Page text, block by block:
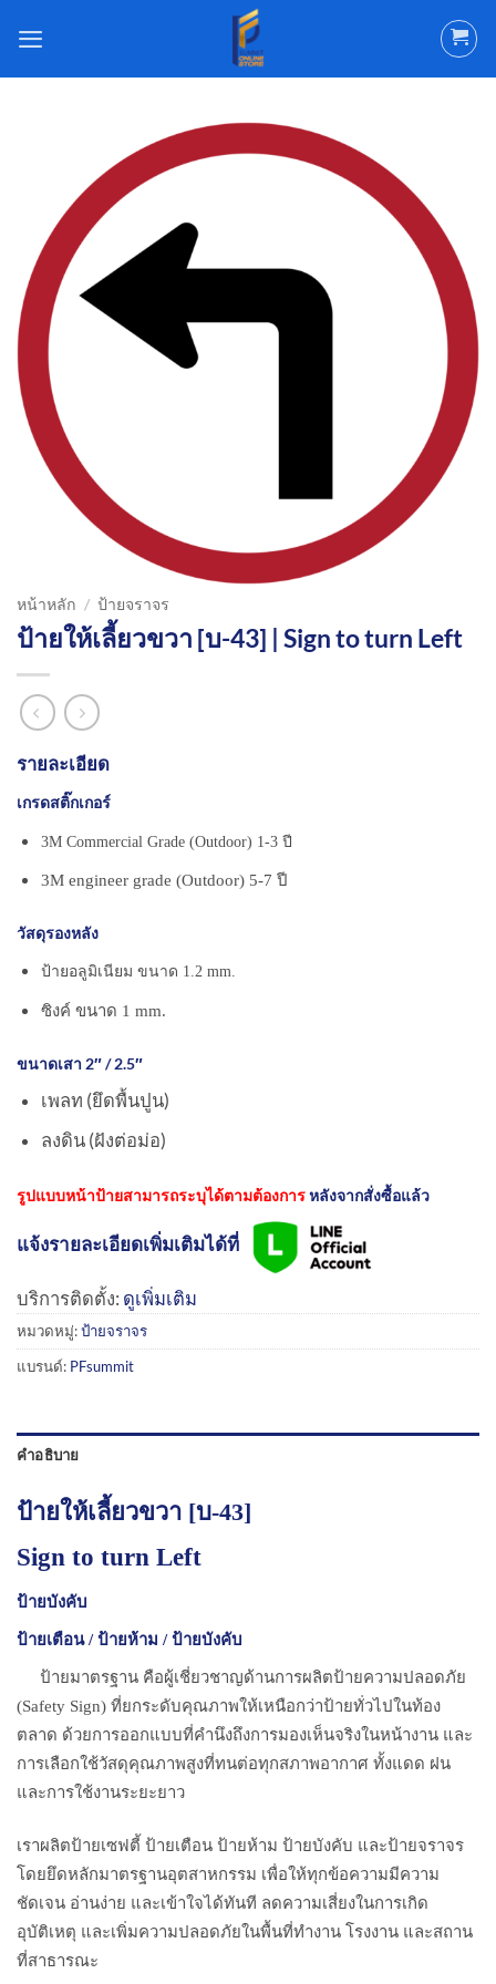
ไป
หน้าหลัก / ป้ายจราจร
ป้ายให้เลี้ยวขวา [บ-43] | Sign to turn Left
รายละเอียด
เกรดสติ๊กเกอร์
3M Commercial Grade (Outdoor) 1-3 ปี
3M engineer grade (Outdoor) 5-7 ปี
วัสดุรองหลัง
ป้ายอลูมิเนียม ขนาด 1.2 mm.
ซิงค์ ขนาด 1 mm.
ขนาดเสา 2″ / 2.5″
เพลท (ยึดพื้นปูน)
ลงดิน (ฝังต่อม่อ)
รูปแบบหน้าป้ายสามารถระบุได้ตามต้องการหลังจากสั่งซื้อแล้ว
แจ้งรายละเอียดเพิ่มเติมได้ที่
บริการติดตั้ง: ดูเพิ่มเติม
หมวดหมู่:ป้ายจราจร
แบรนด์: PFsummit
คำอธิบาย
ป้ายให้เลี้ยวขวา [บ-43]
Sign to turn Left
ป้ายบังคับ
ป้ายเตือน / ป้ายห้าม / ป้ายบังคับ
ป้ายมาตรฐาน คือผู้เชี่ยวชาญด้านการผลิตป้ายความปลอดภัย
(Safety Sign) ที่ยกระดับคุณภาพให้เหนือกว่าป้ายทั่วไปในท้อง
ตลาด ด้วยการออกแบบที่คำนึงถึงการมองเห็นจริงในหน้างาน และ
การเลือกใช้วัสดุคุณภาพสูงที่ทนต่อทุกสภาพอากาศ ทั้งแดด ฝน
และการใช้งานระยะยาว
เราผลิตป้ายเซฟตี้ ป้ายเตือน ป้ายห้าม ป้ายบังคับ และป้ายจราจร
โดยยึดหลักมาตรฐานอุตสาหกรรม เพื่อให้ทุกข้อความมีความ
ชัดเจน อ่านง่าย และเข้าใจได้ทันที ลดความเสี่ยงในการเกิด
อุบัติเหตุ และเพิ่มความปลอดภัยในพื้นที่ทำงาน โรงงาน และสถาน
ที่สาธารณะ